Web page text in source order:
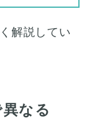
解説してい
なる